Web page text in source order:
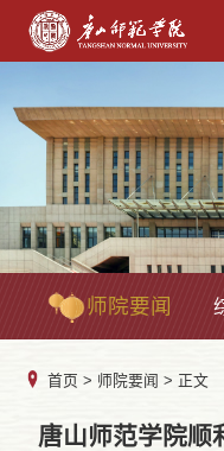
师院要闻
首页 > 师院要闻 > 正文
唐山师范学院顺